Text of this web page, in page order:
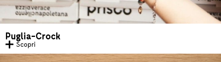
Puglia-Crock
Scopri